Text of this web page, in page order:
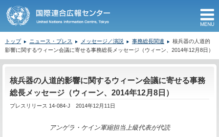
トップ ニュース・プレス メッセージ／演説 事務総長関連
核兵器の人道的
影響に関するウィーン会議に寄せる事務総長メッセージ（ウィーン、2014年12月8日）
核兵器の人道的影響に関するウィーン会議に寄せる事務
総長メッセージ（ウィーン、2014年12月8日）
プレスリリース 14-084-J 2014年12月11日
アンゲラ・ケイン軍縮担当上級代表が代読